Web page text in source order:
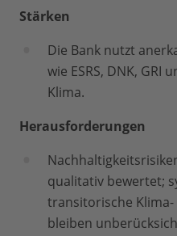
Stärken
Die Bank nutzt
wie ESRS, DNK, GRI
Klima.
Herausforderungen
qualitativ bewertet;
transitorische
bleiben